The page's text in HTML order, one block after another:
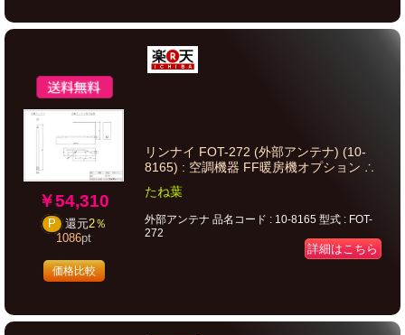
￥54,310
P 還元2％
1086pt
価格比較
リンナイ FOT-272 (外部アンテナ) (10-
8165) : 空調機器 FF暖房機オプション ∴
たね葉
外部アンテナ 品名コード : 10-8165 型式 : FOT-
272
詳細はこちら